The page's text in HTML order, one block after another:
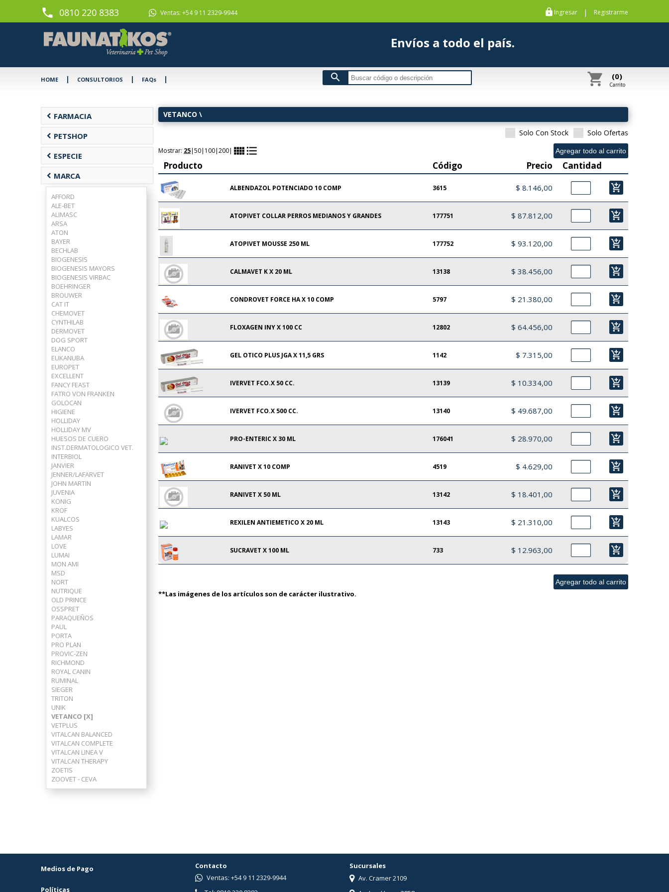
phone 0810 220 8383 Ventas: +54 9 11 2329-9944 https Ingresar | Registrarme
Envíos a todo el país.
HOME | CONSULTORIOS | FAQs | search shopping_cart (0)
Carrito
chevron_left FARMACIA
chevron_left PETSHOP
chevron_left ESPECIE
chevron_left MARCA
AFFORD
ALE-BET
ALIMASC
ARSA
ATON
BAYER
BECHLAB
BIOGENESIS
BIOGENESIS MAYORS
BIOGENESIS VIRBAC
BOEHRINGER
BROUWER
CAT IT
CHEMOVET
CYNTHILAB
DERMOVET
DOG SPORT
ELANCO
EUKANUBA
EUROPET
EXCELLENT
FANCY FEAST
FATRO VON FRANKEN
GOLOCAN
HIGIENE
HOLLIDAY
HOLLIDAY MV
HUESOS DE CUERO
INST.DERMATOLOGICO VET.
INTERBIOL
JANVIER
JENNER/LAFARVET
JOHN MARTIN
JUVENIA
KONIG
KROF
KUALCOS
LABYES
LAMAR
LOVE
LUMAI
MON AMI
MSD
NORT
NUTRIQUE
OLD PRINCE
OSSPRET
PARAQUEÑOS
PAUL
PORTA
PRO PLAN
PROVIC-ZEN
RICHMOND
ROYAL CANIN
RUMINAL
SIEGER
TRITON
UNIK
VETANCO [X]
VETPLUS
VITALCAN BALANCED
VITALCAN COMPLETE
VITALCAN LINEA V
VITALCAN THERAPY
ZOETIS
ZOOVET - CEVA
VETANCO \
Solo Con Stock
Solo Ofertas
Mostrar: 25|50| 100|200| view_comfyformat_list_bulleted
Producto Código Precio Cantidad
ALBENDAZOL POTENCIADO 10 COMP 3615 $ 8.146,00 add_shopping_cart
ATOPIVET COLLAR PERROS MEDIANOS Y GRANDES 177751 $ 87.812,00 add_shopping_cart
ATOPIVET MOUSSE 250 ML 177752 $ 93.120,00 add_shopping_cart
CALMAVET K X 20 ML 13138 $ 38.456,00 add_shopping_cart
CONDROVET FORCE HA X 10 COMP 5797 $ 21.380,00 add_shopping_cart
FLOXAGEN INY X 100 CC 12802 $ 64.456,00 add_shopping_cart
GEL OTICO PLUS JGA X 11,5 GRS 1142 $ 7.315,00 add_shopping_cart
IVERVET FCO.X 50 CC. 13139 $ 10.334,00 add_shopping_cart
IVERVET FCO.X 500 CC. 13140 $ 49.687,00 add_shopping_cart
PRO-ENTERIC X 30 ML 176041 $ 28.970,00 add_shopping_cart
RANIVET X 10 COMP 4519 $ 4.629,00 add_shopping_cart
RANIVET X 50 ML 13142 $ 18.401,00 add_shopping_cart
REXILEN ANTIEMETICO X 20 ML 13143 $ 21.310,00 add_shopping_cart
SUCRAVET X 100 ML 733 $ 12.963,00 add_shopping_cart
**Las imágenes de los artículos son de carácter ilustrativo.
Medios de Pago
Políticas
Contacto
Ventas: +54 9 11 2329-9944
Sucursales
Av. Cramer 2109